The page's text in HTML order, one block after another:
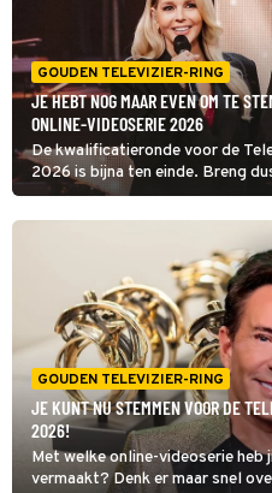
GOUDEN TELEVIZIER-RING
JE HEBT NOG MAAR EVEN OM TE
ONLINE-VIDEOSERIE 2026
De kwalificatieronde voor de
2026 is bijna ten einde. Breng
GOUDEN TELEVIZIER-RING
JE KUNT NU STEMMEN VOOR DE
2026!
Met welke online-videoserie
vermaakt? Denk er maar snel